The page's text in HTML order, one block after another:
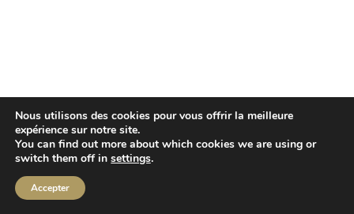
Nous utilisons des cookies pour vous offrir la meilleure
expérience sur notre site.
You can find out more about which cookies we are using or
switch them off in settings.
Accepter